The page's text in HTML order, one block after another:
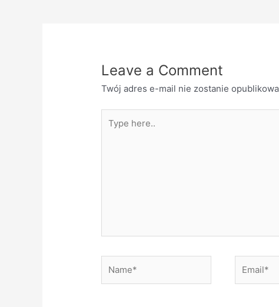
Leave a Comment
Twój adres e-mail nie zostanie
here..